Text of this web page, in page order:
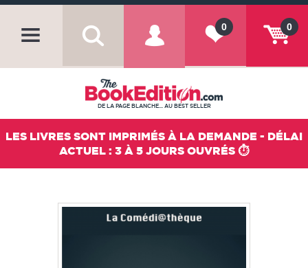
0
0
DE LA PAGE BLANCHE... AU BEST SELLER
LES LIVRES SONT IMPRIMÉS À LA DEMANDE - DÉLAI
ACTUEL : 3 À 5 JOURS OUVRÉS ⏱️